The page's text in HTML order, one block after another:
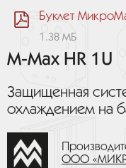
Буклет
1.38 МБ
M-Max HR 1U
Защищенная
охлаждением на
ООО